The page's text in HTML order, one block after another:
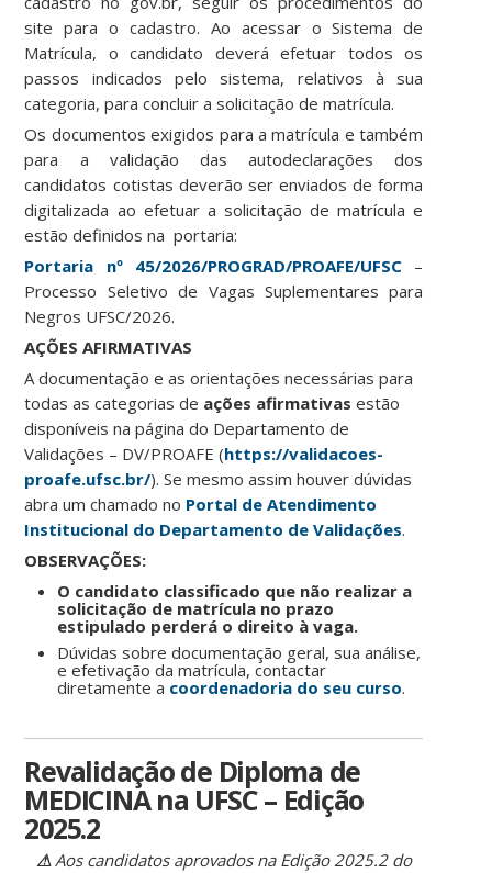
site para o cadastro. Ao acessar o Sistema de
Matrícula, o candidato deverá efetuar todos os
passos indicados pelo sistema, relativos à sua
categoria, para concluir a solicitação de matrícula.
Os documentos exigidos para a matrícula e também
para a validação das autodeclarações dos
candidatos cotistas deverão ser enviados de forma
digitalizada ao efetuar a solicitação de matrícula e
estão definidos na portaria:
Portaria nº 45/2026/PROGRAD/PROAFE/UFSC–
Processo Seletivo de Vagas Suplementares para
Negros UFSC/2026.
AÇÕES AFIRMATIVAS
A documentação e as orientações necessárias para
todas as categorias de ações afirmativas estão
disponíveis na página do Departamento de
Validações – DV/PROAFE (https://validacoes-
proafe.ufsc.br/). Se mesmo assim houver dúvidas
abra um chamado no Portal de Atendimento
Institucional do Departamento de Validações.
OBSERVAÇÕES:
O candidato classificado que não realizar a
solicitação de matrícula no prazo
estipulado perderá o direito à vaga.
Dúvidas sobre documentação geral, sua análise,
e efetivação da matrícula, contactar
diretamente a coordenadoria do seu curso.
Revalidação de Diploma de
MEDICINA na UFSC – Edição
2025.2
⚠Aos candidatos aprovados na Edição 2025.2 do